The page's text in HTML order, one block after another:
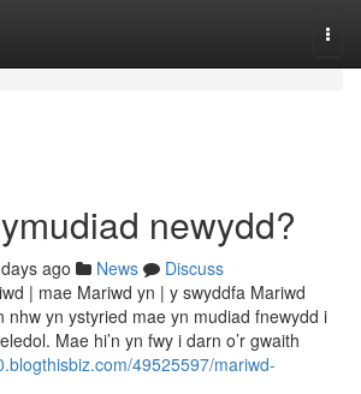
newydd?
ago News
Discuss
| mae Mariwd yn | y swyddfa Mariwd
nhw yn ystyried mae yn mudiad fnewydd i
Mae hi’n yn fwy i darn o’r gwaith
49525597/mariwd-